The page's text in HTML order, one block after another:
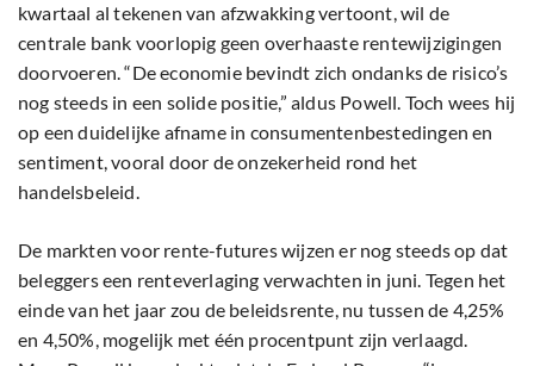
kwartaal al tekenen van afzwakking vertoont, wil de
centrale bank voorlopig geen overhaaste rentewijzigingen
doorvoeren. “De economie bevindt zich ondanks de risico’s
nog steeds in een solide positie,” aldus Powell. Toch wees hij
op een duidelijke afname in consumentenbestedingen en
sentiment, vooral door de onzekerheid rond het
handelsbeleid.
De markten voor rente-futures wijzen er nog steeds op dat
beleggers een renteverlaging verwachten in juni. Tegen het
einde van het jaar zou de beleidsrente, nu tussen de 4,25%
en 4,50%, mogelijk met één procentpunt zijn verlaagd.